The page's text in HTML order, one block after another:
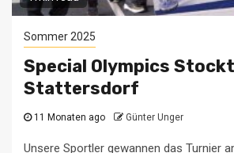
Sommer 2025
Special Olympics
Stattersdorf
11 Monaten ago Günter Unger
Unsere Sportler gewannen das Turnier